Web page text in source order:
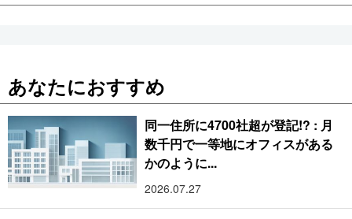
あなたにおすすめ
同一住所に4700社超が登記!? : 月
数千円で一等地にオフィスがある
かのように...
2026.07.27